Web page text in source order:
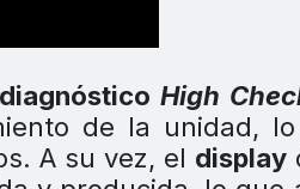
High
de la unidad,
A su vez, el display